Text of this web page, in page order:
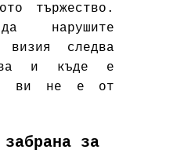
тържество.
нарушите
визия следва
и къде е
ви не е от
за